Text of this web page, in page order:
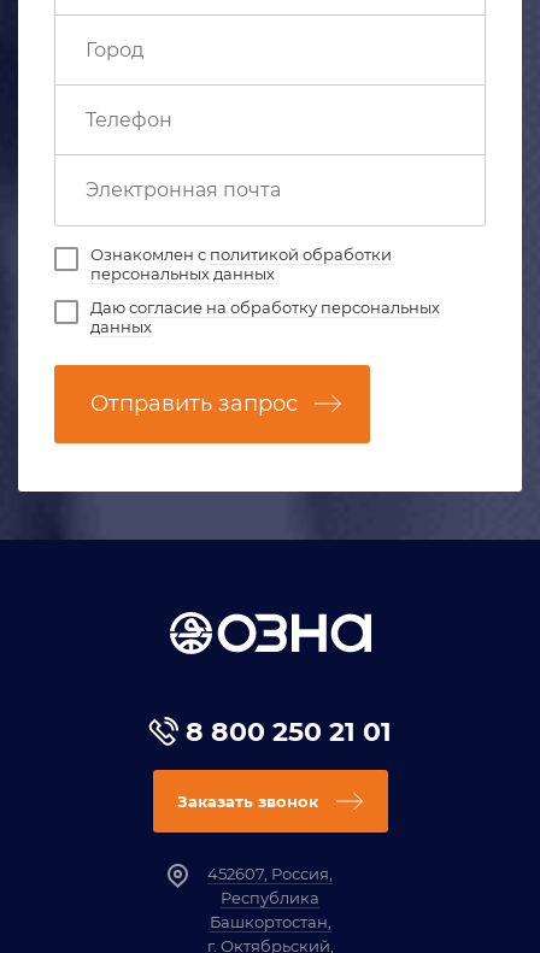
Ознакомлен с политикой обработки
персональных данных
Даюсогласие на обработку персональных
данных
Отправить запрос
8 800 250 21 01
Заказать звонок
452607, Россия,
Республика
Башкортостан,
г. Октябрьский,